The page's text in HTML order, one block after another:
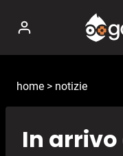
contenuto
home > notizie
In arrivo